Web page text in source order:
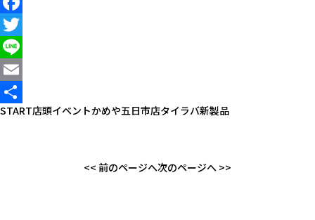
Facebook
Twitter
Line
Email
共
START店頭イベントかめや五日市店タイラバ新製品
<< 前のページへ次のページへ >>